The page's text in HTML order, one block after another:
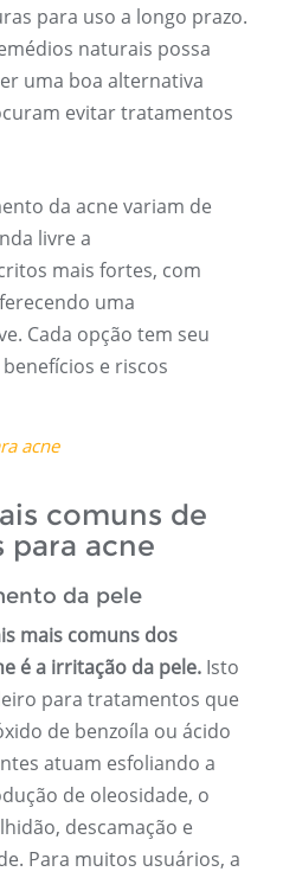
para uso a longo prazo.
naturais possa
uma boa alternativa
evitar tratamentos
da acne variam de
livre a
mais fortes, com
uma
Cada opção tem seu
e riscos
acne
comuns de
para acne
da pele
mais comuns dos
é a irritação da pele. Isto
para tratamentos que
de benzoíla ou ácido
atuam esfoliando a
de oleosidade, o
descamação e
Para muitos usuários, a